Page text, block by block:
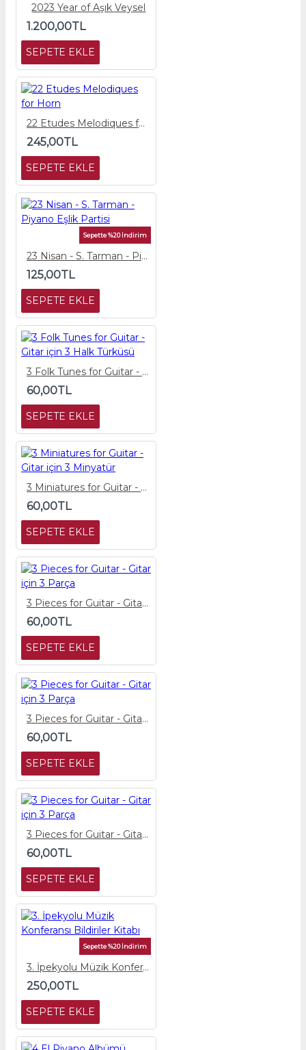
2023 Year of Aşık Veysel
1.200,00TL
SEPETE EKLE
22 Etudes Melodiques for Horn
245,00TL
SEPETE EKLE
Sepette %20 İndirim
23 Nisan - S. Tarman - Piyano Eşlik Partisi
125,00TL
SEPETE EKLE
3 Folk Tunes for Guitar - Gitar için 3 Halk Türküsü
60,00TL
SEPETE EKLE
3 Miniatures for Guitar - Gitar için 3 Minyatür
60,00TL
SEPETE EKLE
3 Pieces for Guitar - Gitar için 3 Parça
60,00TL
SEPETE EKLE
3 Pieces for Guitar - Gitar için 3 Parça
60,00TL
SEPETE EKLE
3 Pieces for Guitar - Gitar için 3 Parça
60,00TL
SEPETE EKLE
Sepette %20 İndirim
3. İpekyolu Müzik Konferansı Bildiriler Kitabı
250,00TL
SEPETE EKLE